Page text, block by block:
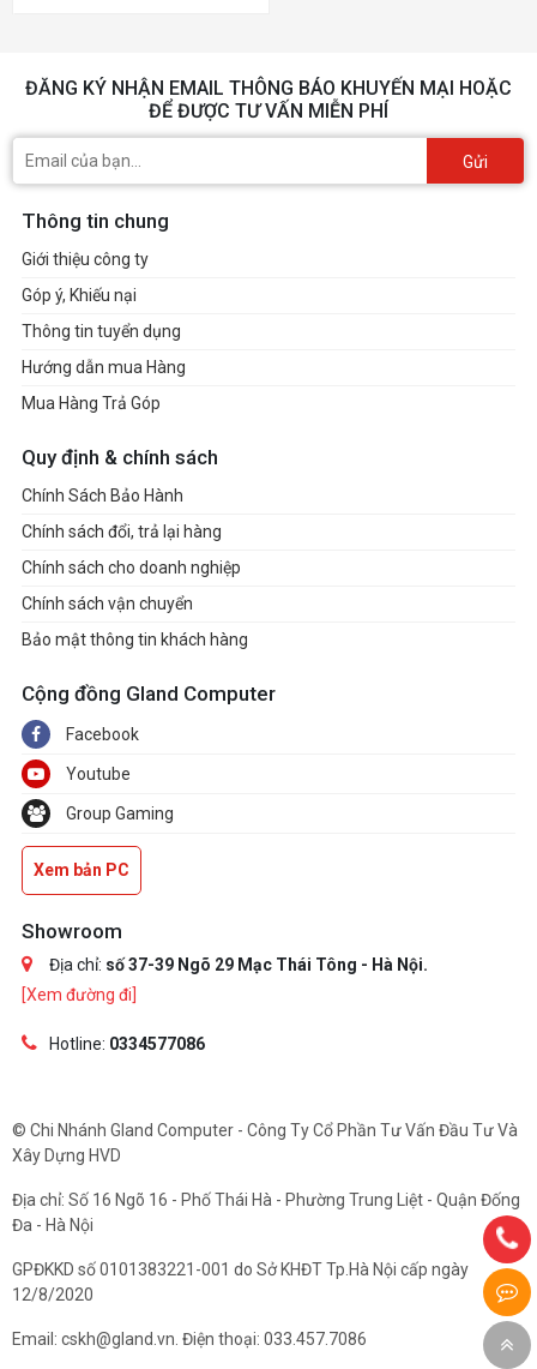
ĐĂNG KÝ NHẬN EMAIL THÔNG BÁO KHUYẾN MẠI HOẶC
ĐỂ ĐƯỢC TƯ VẤN MIỄN PHÍ
Gửi
Thông tin chung
Giới thiệu công ty
Góp ý, Khiếu nại
Thông tin tuyển dụng
Hướng dẫn mua Hàng
Mua Hàng Trả Góp
Quy định & chính sách
Chính Sách Bảo Hành
Chính sách đổi, trả lại hàng
Chính sách cho doanh nghiệp
Chính sách vận chuyển
Bảo mật thông tin khách hàng
Cộng đồng Gland Computer
Facebook
Youtube
Group Gaming
Xem bản PC
Showroom
Địa chỉ: số 37-39 Ngõ 29 Mạc Thái Tông - Hà Nội.
[Xem đường đi]
Hotline: 0334577086
© Chi Nhánh Gland Computer - Công Ty Cổ Phần Tư Vấn Đầu Tư Và
Xây Dựng HVD
Địa chỉ: Số 16 Ngõ 16 - Phố Thái Hà - Phường Trung Liệt - Quận Đống
Đa - Hà Nội
GPĐKKD số 0101383221-001 do Sở KHĐT Tp.Hà Nội cấp ngày
12/8/2020
Email: cskh@gland.vn. Điện thoại: 033.457.7086